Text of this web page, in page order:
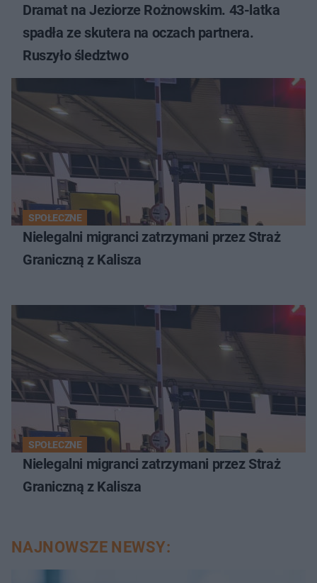
Dramat na Jeziorze Rożnowskim. 43-latka
spadła ze skutera na oczach partnera.
Ruszyło śledztwo
SPOŁECZNE
Nielegalni migranci zatrzymani przez Straż
Graniczną z Kalisza
SPOŁECZNE
Nielegalni migranci zatrzymani przez Straż
Graniczną z Kalisza
NAJNOWSZE NEWSY: